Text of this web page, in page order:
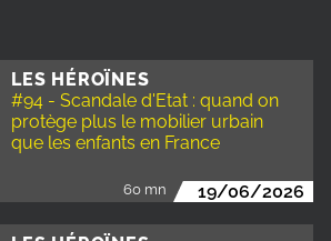
LES HÉROÏNES
#94 - Scandale d'Etat : quand on
protège plus le mobilier urbain
que les enfants en France
60 mn 19/06/2026